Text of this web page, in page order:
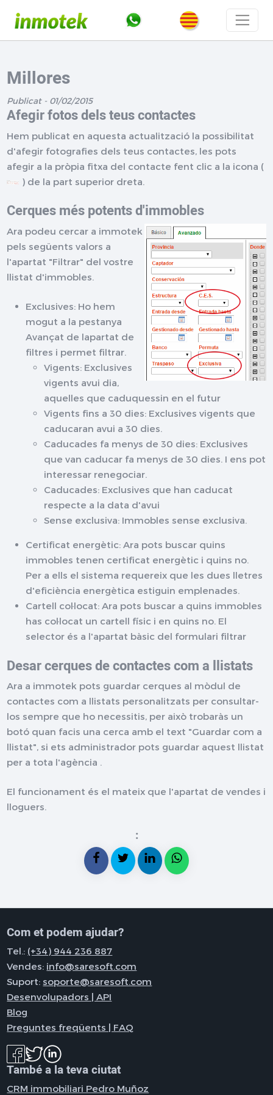
Millores
Publicat - 01/02/2015
Afegir fotos dels teus contactes
Hem publicat en aquesta actualització la possibilitat
d'afegir fotografies dels teus contactes, les pots
afegir a la pròpia fitxa del contacte fent clic a la icona (
) de la part superior dreta.
Cerques més potents d'immobles
Ara podeu cercar a immotek
pels següents valors a
l'apartat "Filtrar" del vostre
llistat d'immobles.
Exclusives: Ho hem
mogut a la pestanya
Avançat de lapartat de
filtres i permet filtrar.
Vigents: Exclusives
vigents avui dia,
aquelles que caduquessin en el futur
Vigents fins a 30 dies: Exclusives vigents que
caducaran avui a 30 dies.
Caducades fa menys de 30 dies: Exclusives
que van caducar fa menys de 30 dies. I ens pot
interessar renegociar.
Caducades: Exclusives que han caducat
respecte a la data d'avui
Sense exclusiva: Immobles sense exclusiva.
Certificat energètic: Ara pots buscar quins
immobles tenen certificat energètic i quins no.
Per a ells el sistema requereix que les dues lletres
d'eficiència energètica estiguin emplenades.
Cartell col·locat: Ara pots buscar a quins immobles
has col·locat un cartell físic i en quins no. El
selector és a l'apartat bàsic del formulari filtrar
Desar cerques de contactes com a llistats
Ara a immotek pots guardar cerques al mòdul de
contactes com a llistats personalitzats per consultar-
los sempre que ho necessitis, per això trobaràs un
botó quan facis una cerca amb el text "Guardar com a
llistat", si ets administrador pots guardar aquest llistat
per a tota l'agència .
El funcionament és el mateix que l'apartat de vendes i
lloguers.
:
Com et podem ajudar?
Tel.: (+34) 944 236 887
Vendes: info@saresoft.com
Suport:soporte@saresoft.com
Desenvolupadors | API
Blog
Preguntes freqüents | FAQ
També a la teva ciutat
CRM immobiliari Pedro Muñoz